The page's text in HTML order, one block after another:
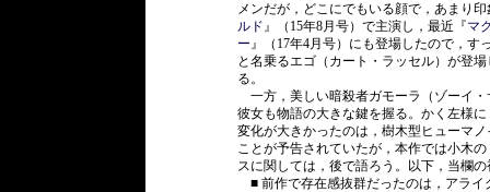
メンだが，どこにでもいる顔で，あまり
ルド』（15年8月号）で主演し，最近『マ
ー』（17年4月号）にも登場したので，す
と名乗るエゴ（カート・ラッセル）が登
る。
一方，美しい暗殺者ガモーラ（ゾーイ
彼女も物語の大きな鍵を握る。かく左様
変化が大きかったのは，樹木型ヒューマ
ことが予告されていたが，本作では小木
スに関しては，後で語ろう。以下，当欄
■ 前作で存在感抜群だったのは，アライ